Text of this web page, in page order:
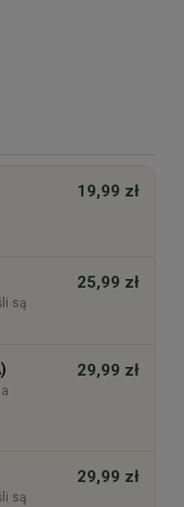
19,99 zł
są
25,99 zł
29,99 zł
są
29,99 zł